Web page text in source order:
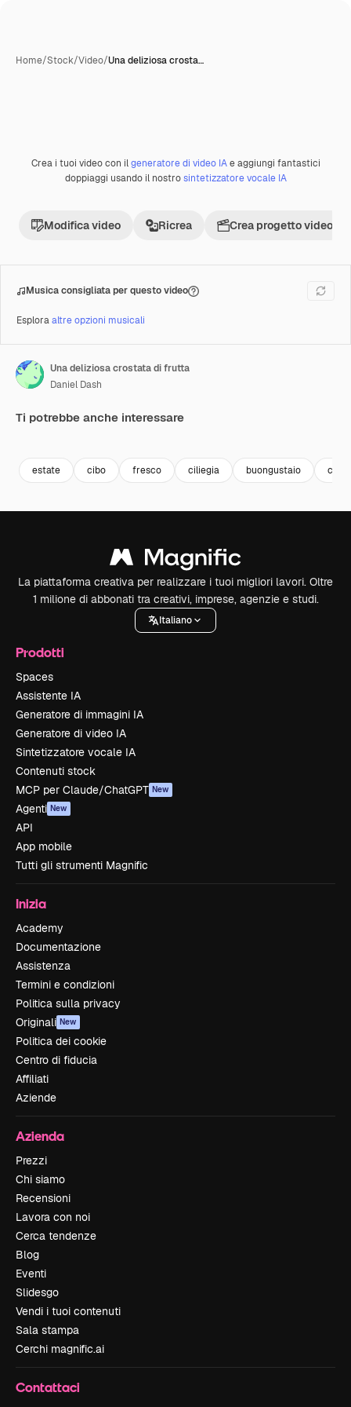
Home/Stock/Video/Una deliziosa crosta…
Premium
Crea i tuoi video con ilgeneratore di video IAe aggiungi fantastici
doppiaggi usando il nostrosintetizzatore vocale IA
Modifica video Ricrea Crea progetto video
Musica consigliata per questo video
Esploraaltre opzioni musicali
Una deliziosa crostata di frutta
Daniel Dash
Ti potrebbe anche interessare
estate cibo fresco ciliegia buongustaio
La piattaforma creativa per realizzare i tuoi migliori lavori. Oltre
1 milione di abbonati tra creativi, imprese, agenzie e studi.
Italiano
Prodotti
Spaces
Assistente IA
Generatore di immagini IA
Generatore di video IA
Sintetizzatore vocale IA
Contenuti stock
MCP per Claude/ChatGPT New
Agenti New
API
App mobile
Tutti gli strumenti Magnific
Inizia
Academy
Documentazione
Assistenza
Termini e condizioni
Politica sulla privacy
Originali New
Politica dei cookie
Centro di fiducia
Affiliati
Aziende
Azienda
Prezzi
Chi siamo
Recensioni
Lavora con noi
Cerca tendenze
Blog
Eventi
Slidesgo
Vendi i tuoi contenuti
Sala stampa
Cerchi magnific.ai
Contattaci